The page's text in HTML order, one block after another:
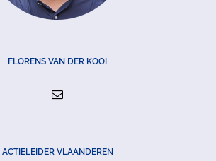
FLORENS VAN DER KOOI
ACTIELEIDER VLAANDEREN